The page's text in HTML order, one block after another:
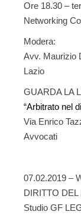
Ore 18.30 –
Networking
Modera:
Avv. Maurizio
Lazio
GUARDA LA
“Arbitrato nel
Via Enrico
Avvocati
07.02.2019 –
DIRITTO DEL
Studio GF